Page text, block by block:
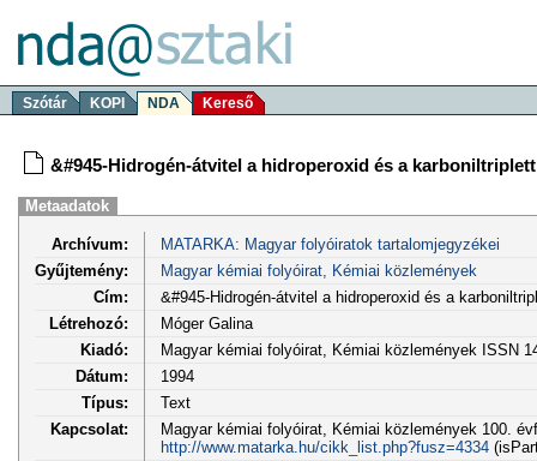
Szótár KOPI NDA Kereső
&#945-Hidrogén-átvitel a hidroperoxid és a
Metaadatok
Archívum:
MATARKA: Magyar folyóiratok tartalomjegyzékei
Gyűjtemény:
Magyar kémiai folyóirat, Kémiai közlemények
Cím:
&#945-Hidrogén-átvitel a hidroperoxid és a
Létrehozó:
Móger Galina
Kiadó:
Magyar kémiai folyóirat, Kémiai közlemények ISSN
Dátum:
1994
Típus:
Text
Kapcsolat:
Magyar kémiai folyóirat, Kémiai közlemények 100.
http://www.matarka.hu/cikk_list.php?fusz=4334